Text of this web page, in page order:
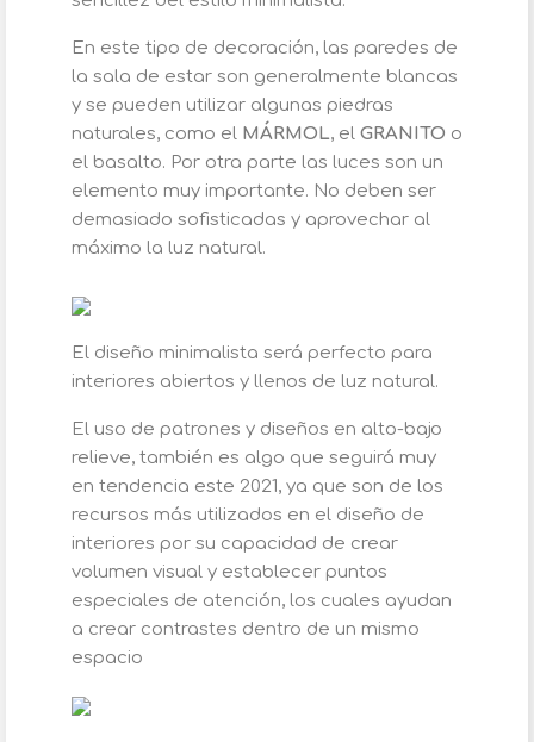
En este tipo de decoración, las paredes de
la sala de estar son generalmente blancas
y se pueden utilizar algunas piedras
naturales, como el MÁRMOL, el GRANITO o
el basalto. Por otra parte las luces son un
elemento muy importante. No deben ser
demasiado sofisticadas y aprovechar al
máximo la luz natural.
El diseño minimalista será perfecto para
interiores abiertos y llenos de luz natural.
El uso de patrones y diseños en alto-bajo
relieve, también es algo que seguirá muy
en tendencia este 2021, ya que son de los
recursos más utilizados en el diseño de
interiores por su capacidad de crear
volumen visual y establecer puntos
especiales de atención, los cuales ayudan
a crear contrastes dentro de un mismo
espacio